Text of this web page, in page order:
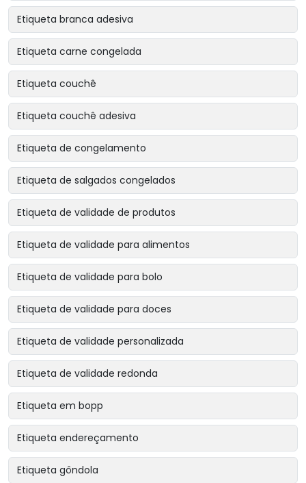
Etiqueta branca adesiva
Etiqueta carne congelada
Etiqueta couchê
Etiqueta couchê adesiva
Etiqueta de congelamento
Etiqueta de salgados congelados
Etiqueta de validade de produtos
Etiqueta de validade para alimentos
Etiqueta de validade para bolo
Etiqueta de validade para doces
Etiqueta de validade personalizada
Etiqueta de validade redonda
Etiqueta em bopp
Etiqueta endereçamento
Etiqueta gôndola